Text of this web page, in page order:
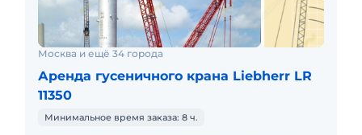
Москва и ещё 34 города
Аренда гусеничного крана Liebherr LR
11350
Минимальное время заказа: 8 ч.